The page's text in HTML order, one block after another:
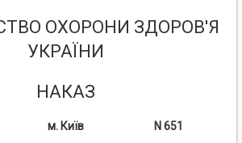
ОХОРОНИ ЗДОРОВ'Я
УКРАЇНИ
НАКАЗ
м. Київ N 651